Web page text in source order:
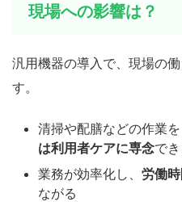
現場への影響は？
汎用機器の導入で、現場の
す。
清掃や配膳などの作業
は利用者ケアに専念で
業務が効率化し、 労働
ながる